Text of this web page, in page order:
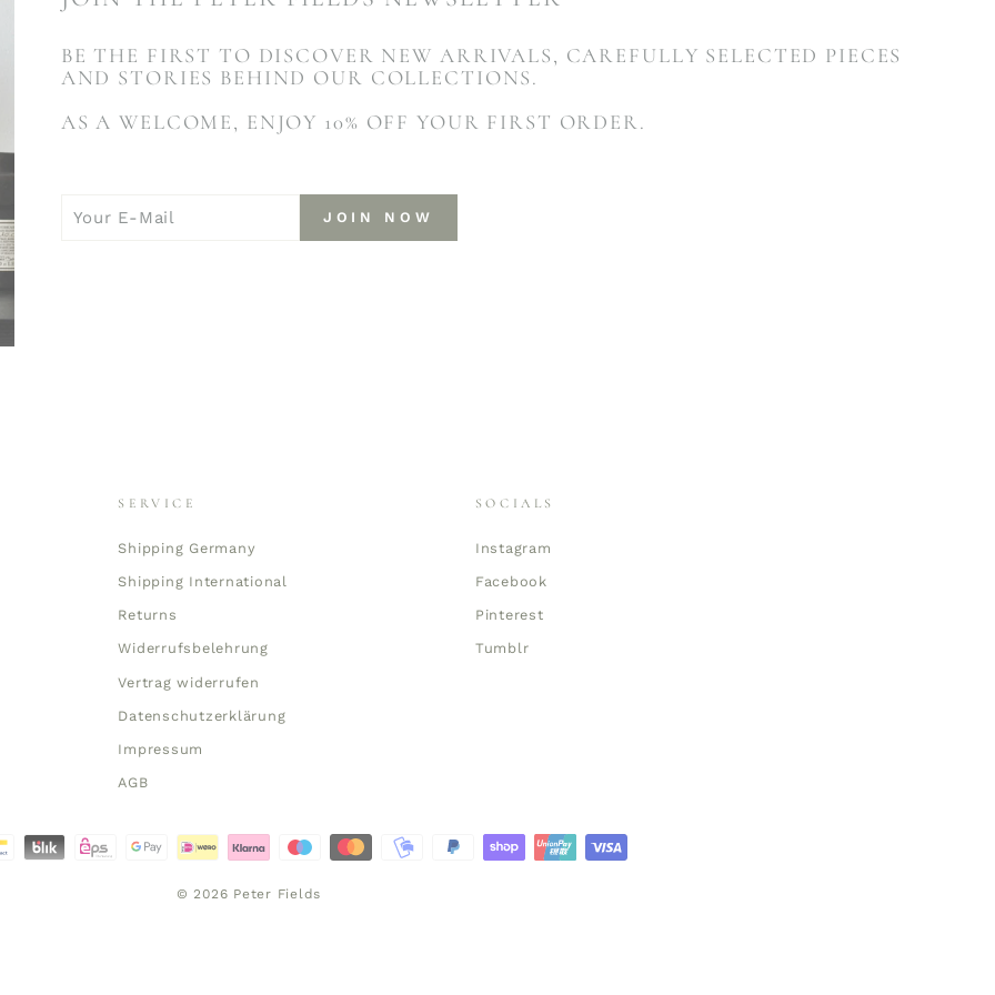
BE THE FIRST TO DISCOVER NEW ARRIVALS, CAREFULLY SELECTED PIECES
AND STORIES BEHIND OUR COLLECTIONS.
AS A WELCOME, ENJOY 10% OFF YOUR FIRST ORDER.
E-
NOW
JOIN NOW
SERVICE
Shipping Germany
Shipping International
Returns
Widerrufsbelehrung
Vertrag widerrufen
Datenschutzerklärung
Impressum
AGB
SOCIALS
Instagram
Facebook
Pinterest
Tumblr
© 2026 Peter Fields